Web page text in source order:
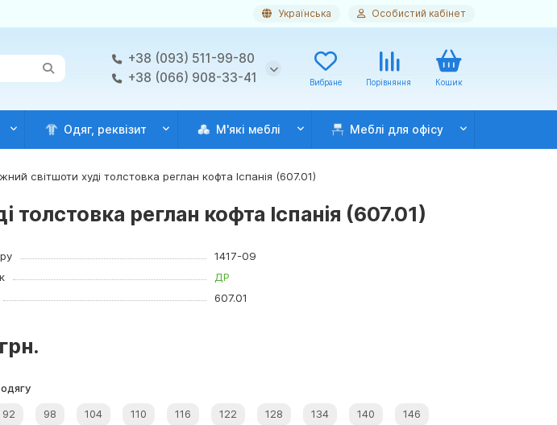
Українська Особистий кабінет
+38 (093) 511-99-80
+38 (066) 908-33-41
Вибране Порівняння Кошик
Одяг, реквізит М'які меблі Меблі для офісу
світшоти худі толстовка реглан кофта Іспанія (607.01)
реглан кофта Іспанія (607.01)
1417-09
ДР
607.01
92 98 104 110 116 122 128 134 140 146